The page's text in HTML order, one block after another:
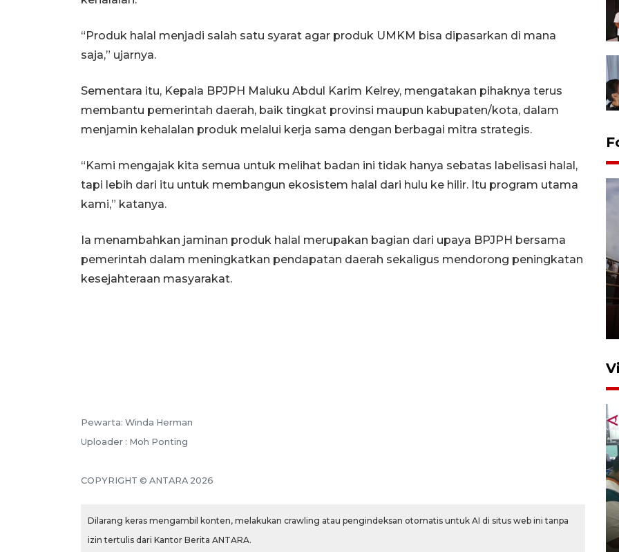
“Produk halal menjadi salah satu syarat agar produk UMKM bisa dipasarkan di mana
saja,” ujarnya.
Sementara itu, Kepala BPJPH Maluku Abdul Karim Kelrey, mengatakan pihaknya terus
membantu pemerintah daerah, baik tingkat provinsi maupun kabupaten/kota, dalam
menjamin kehalalan produk melalui kerja sama dengan berbagai mitra strategis.
“Kami mengajak kita semua untuk melihat badan ini tidak hanya sebatas labelisasi halal,
tapi lebih dari itu untuk membangun ekosistem halal dari hulu ke hilir. Itu program utama
kami,” katanya.
Ia menambahkan jaminan produk halal merupakan bagian dari upaya BPJPH bersama
pemerintah dalam meningkatkan pendapatan daerah sekaligus mendorong peningkatan
kesejahteraan masyarakat.
Pewarta: Winda Herman
Uploader : Moh Ponting
COPYRIGHT © ANTARA 2026
Dilarang keras mengambil konten, melakukan crawling atau pengindeksan otomatis untuk AI di situs web ini tanpa
izin tertulis dari Kantor Berita ANTARA.
ruang pada anak di lembaga
pembinaan